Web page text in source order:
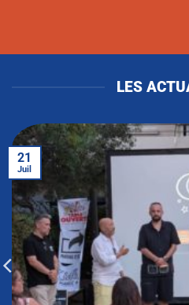
LES
21
Juil